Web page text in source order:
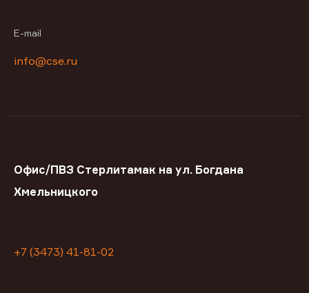
E-mail
info@cse.ru
Офис/ПВЗ Стерлитамак на ул. Богдана
Хмельницкого
+7 (3473) 41-81-02